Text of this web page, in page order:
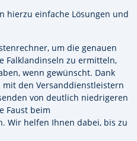
hierzu einfache Lösungen und
um die genauen
Falklandinseln zu ermitteln,
wenn gewünscht. Dank
den Versanddienstleistern
von deutlich niedrigeren
Faust beim
Wir helfen Ihnen dabei, bis zu